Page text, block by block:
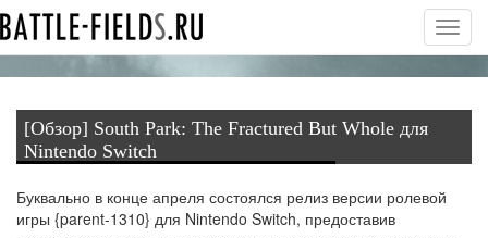
[Обзор] South Park: The Fractured But Whole для
Nintendo Switch
Буквально в конце апреля состоялся релиз версии ролевой
игры {parent-1310} для Nintendo Switch, предоставив